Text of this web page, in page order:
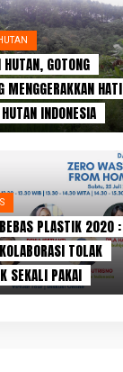
GOTONG
MENGGERAKKAN HATI
INDONESIA
PLASTIK 2020 :
TOLAK
SEKALI PAKAI